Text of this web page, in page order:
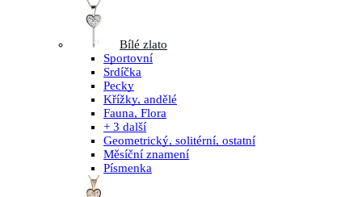
Bílé zlato
Sportovní
Srdíčka
Pecky
Křížky, andělé
Fauna, Flora
+ 3 další
Geometrický, solitérní, ostatní
Měsíční znamení
Písmenka